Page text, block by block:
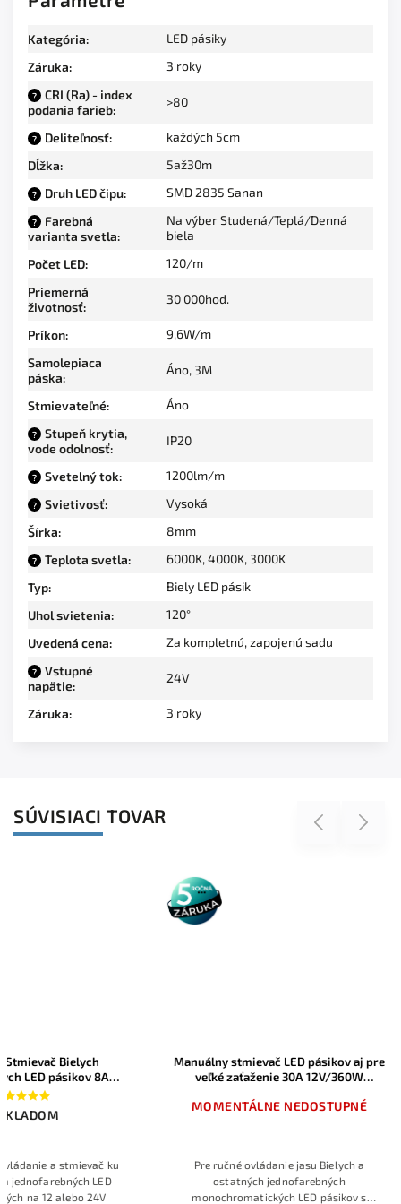
Kategória:
LED pásiky
Záruka: 3 roky
?
CRI (Ra) - index
podania farieb:
>80
? Deliteľnosť:
každých 5cm
Dĺžka: 5až30m
? Druh LED čipu: SMD 2835 Sanan
?
Farebná
varianta svetla:
Na výber Studená/Teplá/Denná
biela
Počet LED:
120/m
Priemerná
životnosť:
30 000hod.
Príkon:
9,6W/m
Samolepiaca
páska:
Áno, 3M
Stmievateľné: Áno
?
Stupeň krytia,
vode odolnosť:
IP20
? Svetelný tok: 1200lm/m
? Svietivosť:
Vysoká
Šírka: 8mm
? Teplota svetla: 6000K, 4000K, 3000K
Typ:
Biely LED pásik
Uhol svietenia:
120°
Uvedená cena: Za kompletnú, zapojenú sadu
?
Vstupné
napätie:
24V
Záruka: 3 roky
SÚVISIACI TOVAR Previous
Manuálny stmievač LED pásikov aj pre
veľké zaťaženie 30A 12V/360W
MOMENTÁLNE NEDOSTUPNÉ
Pre ručné ovládanie jasu Bielych a
ostatných jednofarebných
monochromatických LED pásikov s
LedStar RF sada
ovládanie
12V/96W
✅
Bezdrôtový RF
diaľkovým
jednofarebné LED
Next